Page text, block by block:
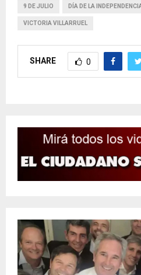
9 DE JULIO DÍA DE LA
VICTORIA VILLARRUEL
SHARE 0